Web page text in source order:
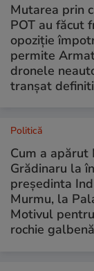
Mutarea prin
POT au făcut
opoziție
permite
dronele
tranșat
Politică
Cum a apărut
Grădinaru la
președinta
Murmu, la
Motivul
rochie galbenă